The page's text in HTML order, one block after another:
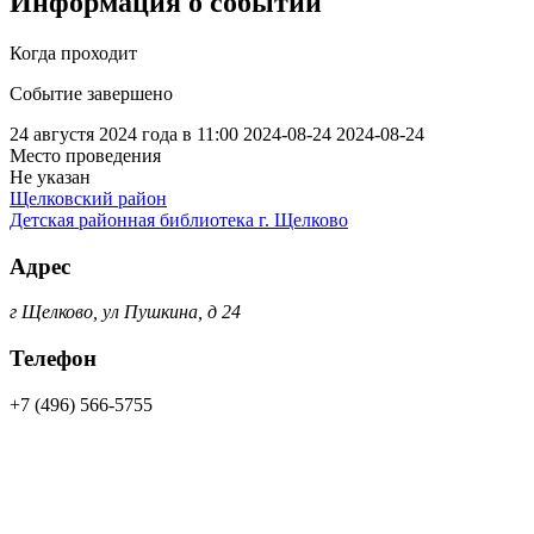
Когда проходит
Событие завершено
24 августя 2024 года в 11:00 2024-08-24 2024-08-24
Место проведения
Не указан
Щелковский район
Детская районная библиотека г. Щелково
Адрес
г Щелково, ул Пушкина, д 24
Телефон
+7 (496) 566-5755